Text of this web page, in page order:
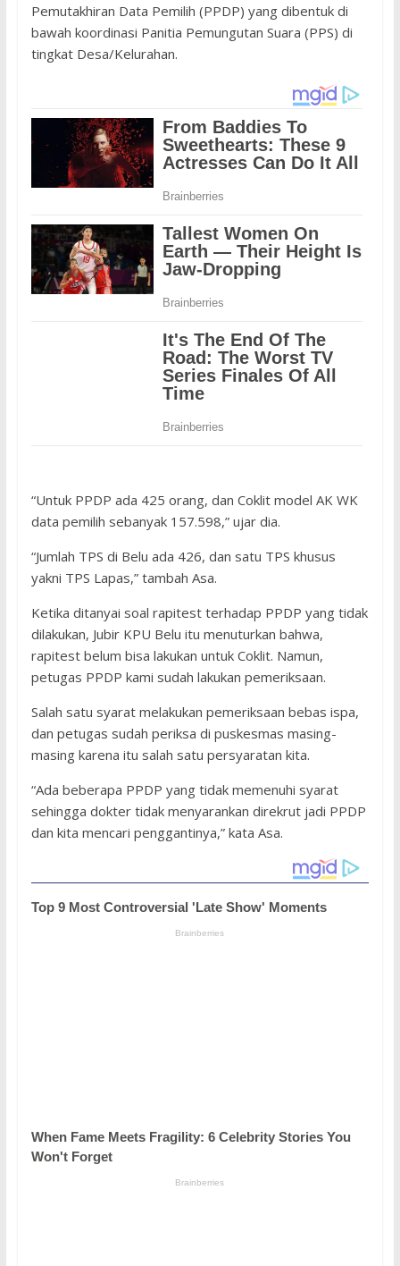
Pemutakhiran Data Pemilih (PPDP) yang dibentuk di
bawah koordinasi Panitia Pemungutan Suara (PPS) di
tingkat Desa/Kelurahan.
“Untuk PPDP ada 425 orang, dan Coklit model AK WK
data pemilih sebanyak 157.598,” ujar dia.
“Jumlah TPS di Belu ada 426, dan satu TPS khusus
yakni TPS Lapas,” tambah Asa.
Ketika ditanyai soal rapitest terhadap PPDP yang tidak
dilakukan, Jubir KPU Belu itu menuturkan bahwa,
rapitest belum bisa lakukan untuk Coklit. Namun,
petugas PPDP kami sudah lakukan pemeriksaan.
Salah satu syarat melakukan pemeriksaan bebas ispa,
dan petugas sudah periksa di puskesmas masing-
masing karena itu salah satu persyaratan kita.
“Ada beberapa PPDP yang tidak memenuhi syarat
sehingga dokter tidak menyarankan direkrut jadi PPDP
dan kita mencari penggantinya,” kata Asa.